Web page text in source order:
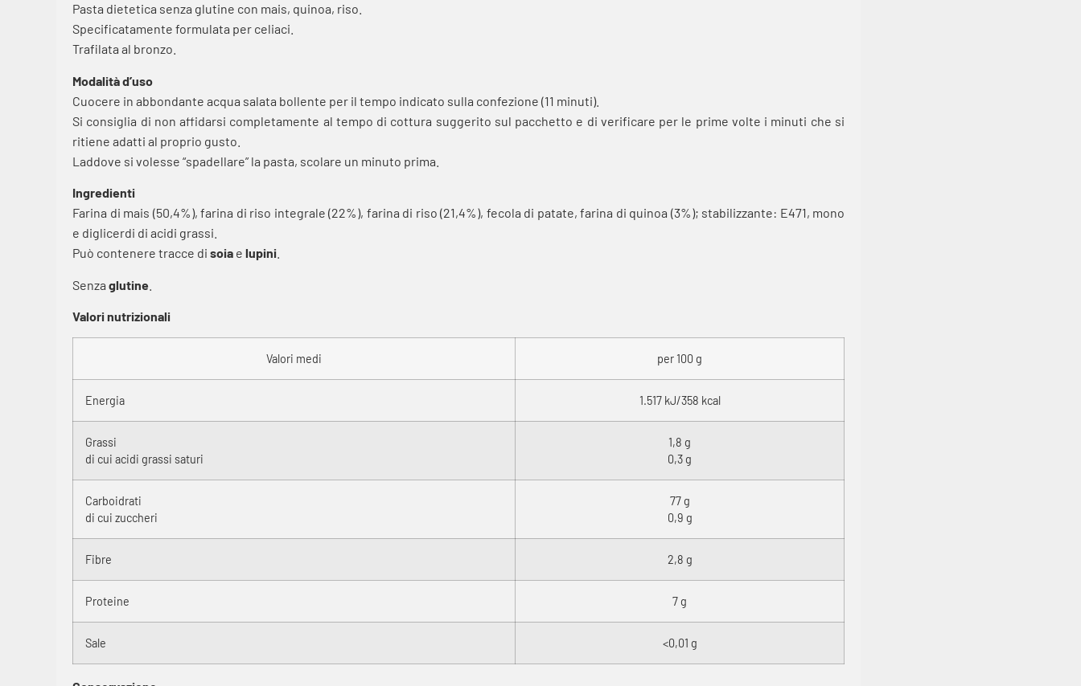
Pasta dietetica senza glutine con mais, quinoa, riso.
Specificatamente formulata per celiaci.
Trafilata al bronzo.
Modalità d’uso
Cuocere in abbondante acqua salata bollente per il tempo indicato sulla confezione (11 minuti).
Si consiglia di non affidarsi completamente al tempo di cottura suggerito sul pacchetto e di verificare per le prime volte i minuti che si
ritiene adatti al proprio gusto.
Laddove si volesse “spadellare” la pasta, scolare un minuto prima.
Ingredienti
Farina di mais (50,4%), farina di riso integrale (22%), farina di riso (21,4%), fecola di patate, farina di quinoa (3%); stabilizzante: E471, mono
e diglicerdi di acidi grassi.
Può contenere tracce di soia e lupini
Senza glutine
Valori nutrizionali
Valori medi per 100 g
Energia 1.517 kJ/358 kcal
Grassi
di cui acidi grassi saturi
1,8 g
0,3 g
Carboidrati
di cui zuccheri
77 g
0,9 g
Fibre 2,8 g
Proteine 7 g
Sale <0,01 g